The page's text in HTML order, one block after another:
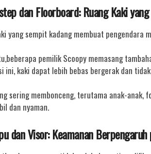
dan Floorboard: Ruang Kaki
yang sempit kadang membuat pengendara
pemilik Scoopy memasang
ini, kaki dapat lebih bebas bergerak dan
sering membonceng, terutama anak-anak,
dan nyaman.
dan Visor: Keamanan Berpengaruh